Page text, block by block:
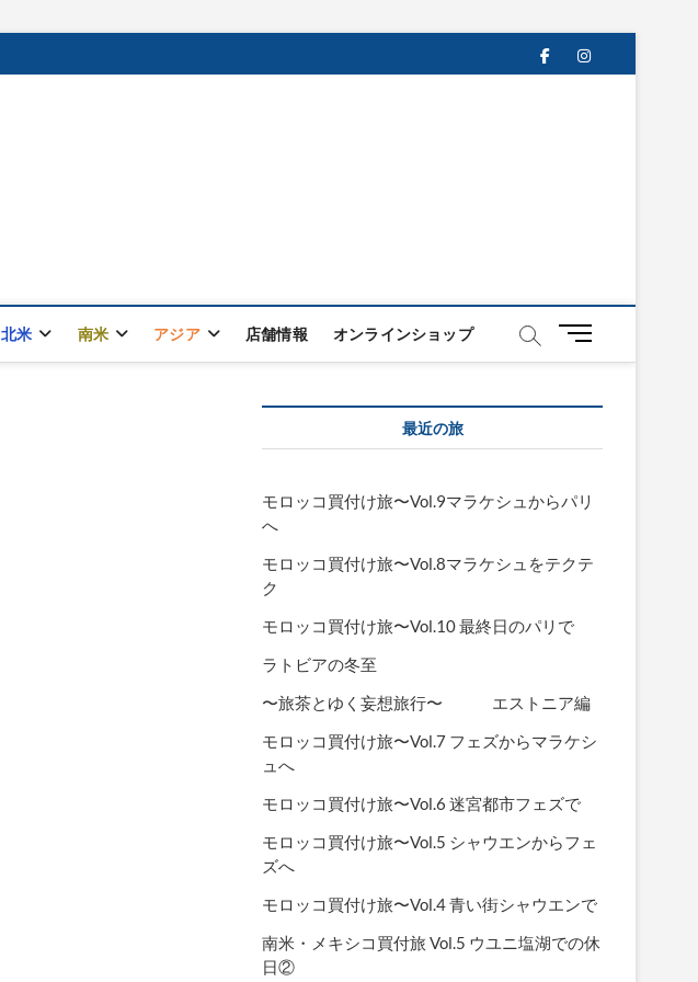
facebookinstagram
北米 南米 アジア 店舗情報 オンラインショップ
メ
ー
タ
最近の旅
モロッコ買付け旅〜Vol.9マラケシュからパリ
へ
モロッコ買付け旅〜Vol.8マラケシュをテクテ
ク
モロッコ買付け旅〜Vol.10 最終日のパリで
ラトビアの冬至
〜旅茶とゆく妄想旅行〜 エストニア編
モロッコ買付け旅〜Vol.7 フェズからマラケシ
ュへ
モロッコ買付け旅〜Vol.6 迷宮都市フェズで
モロッコ買付け旅〜Vol.5 シャウエンからフェ
ズへ
モロッコ買付け旅〜Vol.4 青い街シャウエンで
南米・メキシコ買付旅 Vol.5 ウユニ塩湖での休
日②